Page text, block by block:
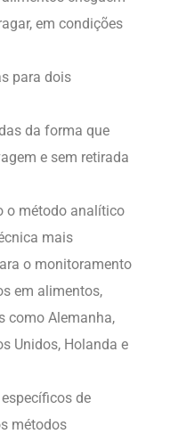
em condições
para dois
da forma que
e sem retirada
o método analítico
mais
o monitoramento
em alimentos,
como Alemanha,
Unidos, Holanda e
de
métodos